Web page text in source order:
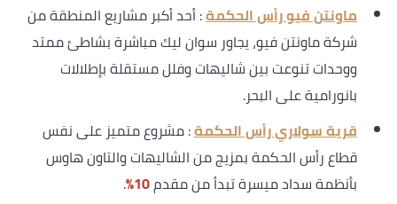
ماونتن فيو رأس الحكمة: أحد أكبر مشاريع المنطقة من
شركة ماونتن فيو، يجاور سوان ليك مباشرة بشاطئ ممتد
ووحدات تنوعت بين شاليهات وفلل مستقلة بإطلالات
بانورامية على البحر.
قرية سولاري رأس الحكمة: مشروع متميز على نفس
قطاع رأس الحكمة بمزيج من الشاليهات والتاون هاوس
بأنظمة سداد ميسرة تبدأ من مقدم10%
.